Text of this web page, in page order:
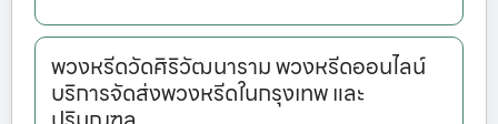
พวงหรีดวัดศิริวัฒนาราม พวงหรีดออนไลน์
บริการจัดส่งพวงหรีดในกรุงเทพ และ